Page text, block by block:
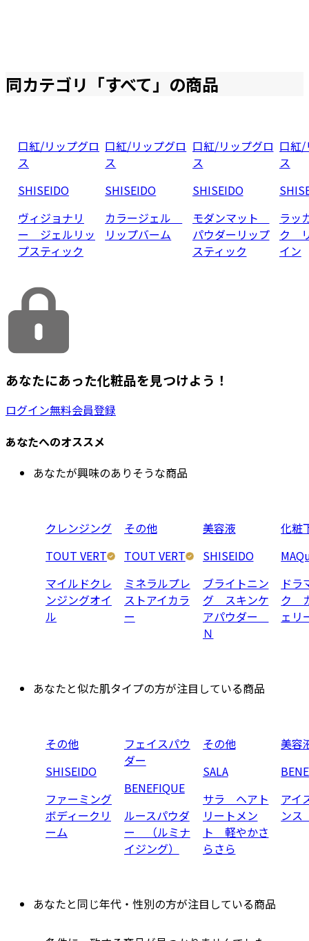
同カテゴリ「すべて」の商品
口紅/リップグロ
ス
SHISEIDO
ヴィジョナリ
ー ジェルリッ
プスティック
口紅/リップグロ
ス
SHISEIDO
カラージェル
リップバーム
口紅/リップグロ
ス
SHISEIDO
モダンマット
パウダーリップ
スティック
口紅/
ス
ラッ
ク
イン
あなたにあった化粧品を見つけよう！
ログイン無料会員登録
あなたへのオススメ
あなたが興味のありそうな商品
クレンジング
TOUT VERT
マイルドクレ
ンジングオイ
ル
その他
TOUT VERT
ミネラルプレ
ストアイカラ
ー
美容液
SHISEIDO
ブライトニン
グ スキンケ
アパウダー
Ｎ
化粧
ドラ
ク
ェ
あなたと似た肌タイプの方が注目している商品
その他
SHISEIDO
ファーミング
ボディークリ
ーム
フェイスパウ
ダー
BENEFIQUE
ルースパウダ
ー （ルミナ
イジング）
その他
SALA
サラ ヘアト
リートメン
ト 軽やかさ
らさら
美容
アイ
ン
あなたと同じ年代・性別の方が注目している商品